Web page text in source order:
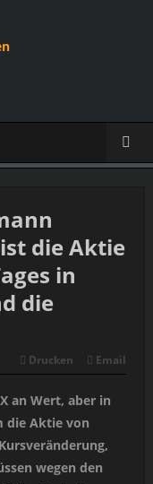
die Aktie
in
die
Drucken Email
an Wert, aber in
die Aktie von
wegen den